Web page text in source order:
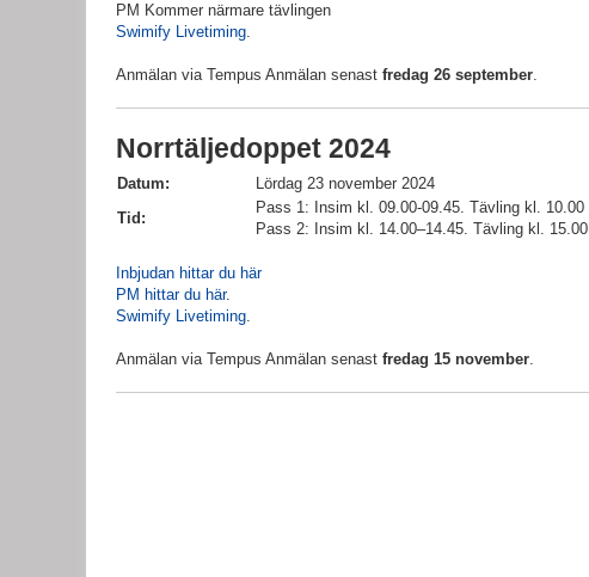
PM Kommer närmare tävlingen
Swimify Livetiming.
Anmälan via Tempus Anmälan senast fredag 26 september.
Norrtäljedoppet 2024
Datum:
Lördag 23 november 2024
Tid:
Pass 1: Insim kl. 09.00-09.45. Tävling kl. 10.00
Pass 2: Insim kl. 14.00–14.45. Tävling kl. 15.00
Inbjudan hittar du här
PM hittar du här.
Swimify Livetiming.
Anmälan via Tempus Anmälan senast fredag 15 november.